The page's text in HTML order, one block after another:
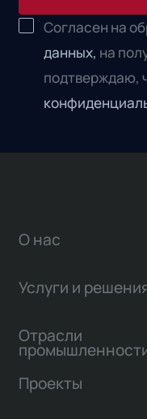
Согласен на
данных, на
подтверждаю,
О нас
Услуги и
Отрасли
Проекты